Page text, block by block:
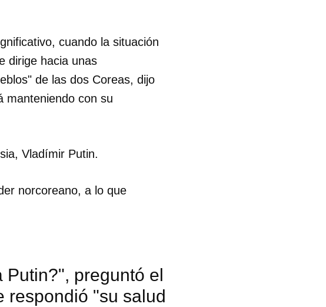
sesión con tu
cuando la situación
dirige hacia unas
de las dos Coreas, dijo
manteniendo con su
Vladímir Putin.
norcoreano, a lo que
preguntó el
respondió "su salud